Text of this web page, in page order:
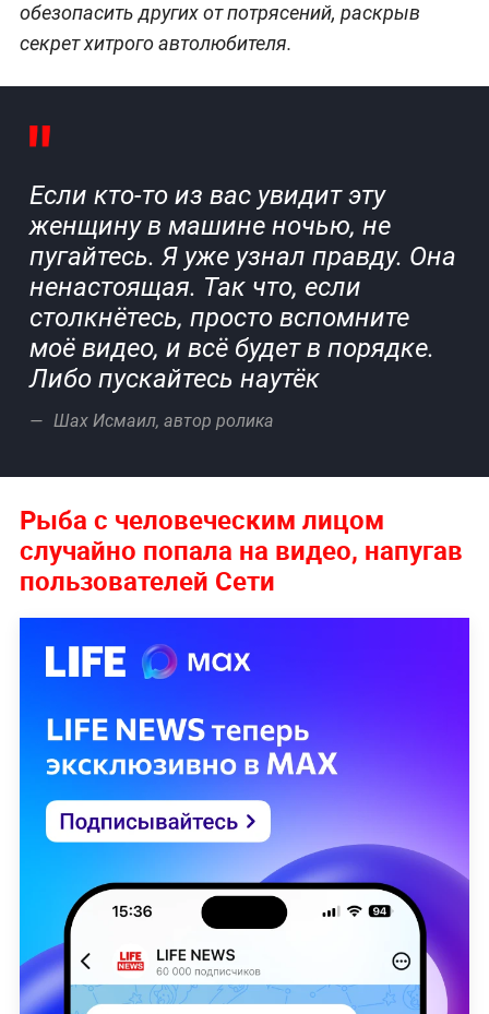
обезопасить других от потрясений, раскрыв
секрет хитрого автолюбителя.
Если кто-то из вас увидит эту
женщину в машине ночью, не
пугайтесь. Я уже узнал правду. Она
ненастоящая. Так что, если
столкнётесь, просто вспомните
моё видео, и всё будет в порядке.
Либо пускайтесь наутёк
Шах Исмаил, автор ролика
Рыба с человеческим лицом
случайно попала на видео, напугав
пользователей Сети